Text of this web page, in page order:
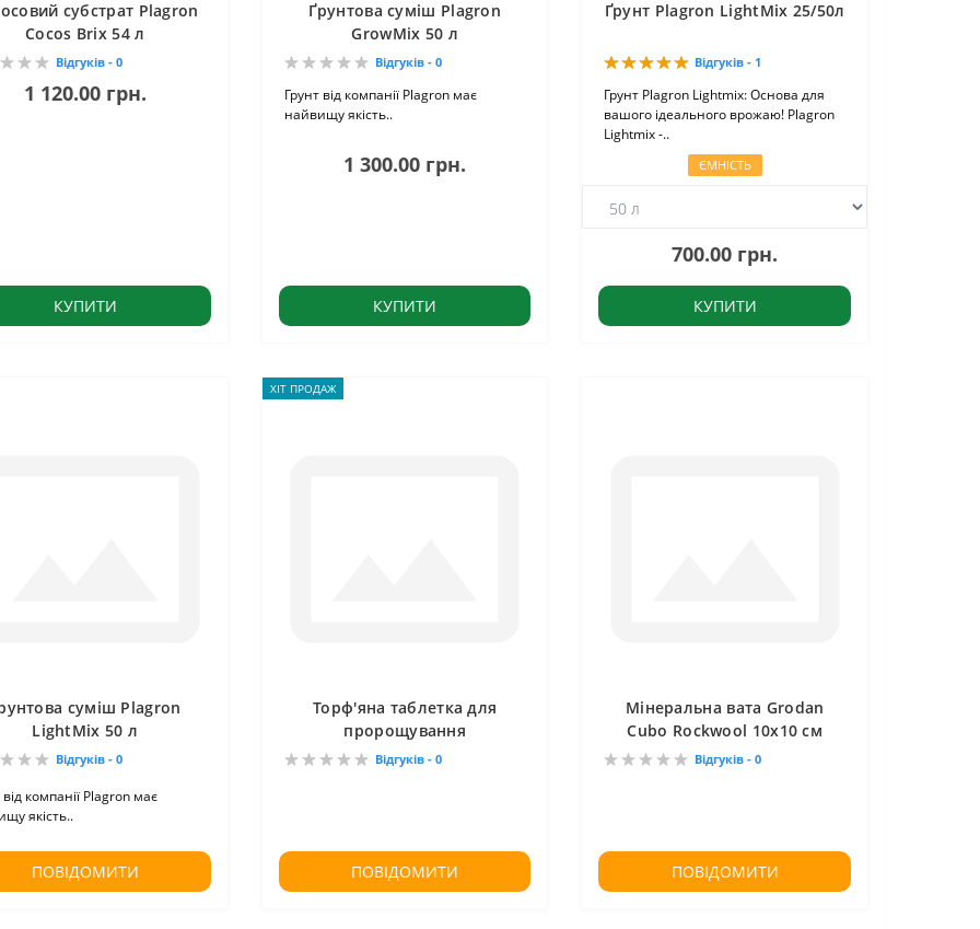
субстрат Plagron
Cocos Brix 54 л
Відгуків - 0
1 120.00 грн.
КУПИТИ
Ґрунтова суміш Plagron
GrowMix 50 л
Відгуків - 0
Грунт від компанії Plagron має
найвищу якість..
1 300.00 грн.
КУПИТИ
Ґрунт Plagron LightMix 25/50л
Відгуків - 1
Грунт Plagron Lightmix: Основа для
вашого ідеального врожаю! Plagron
Lightmix -..
ЄМНІСТЬ
700.00 грн.
КУПИТИ
суміш Plagron
LightMix 50 л
Відгуків - 0
від компанії Plagron має
якість..
ПОВІДОМИТИ
ХІТ ПРОДАЖ
Торф'яна таблетка для
пророщування
Відгуків - 0
ПОВІДОМИТИ
Мінеральна вата Grodan
Cubo Rockwool 10x10 см
Відгуків - 0
ПОВІДОМИТИ